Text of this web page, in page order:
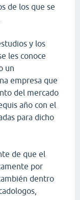
de los que se
y los
les conoce
un
empresa que
del mercado
año con el
para dicho
de que el
por
dentro